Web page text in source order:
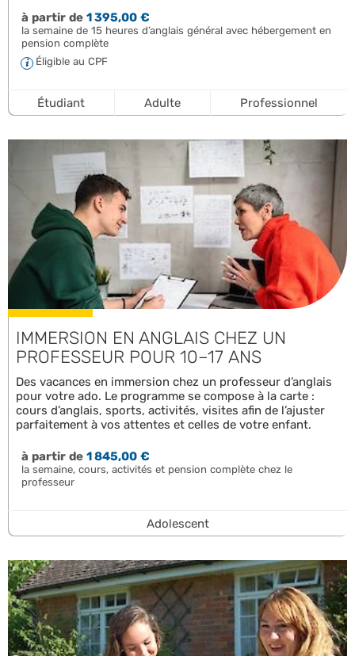
à partir de1 395,00 €
la semaine de 15 heures d’anglais général avec hébergement en
pension complète
Éligible au CPF
Étudiant Adulte Professionnel
IMMERSION EN ANGLAIS CHEZ UN
PROFESSEUR POUR 10–17 ANS
Des vacances en immersion chez un professeur d’anglais
pour votre ado. Le programme se compose à la carte :
cours d’anglais, sports, activités, visites afin de l’ajuster
parfaitement à vos attentes et celles de votre enfant.
à partir de1 845,00 €
la semaine, cours, activités et pension complète chez le
professeur
Adolescent